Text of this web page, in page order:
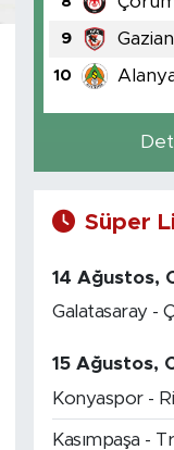
9
10
Süper
14 Ağustos,
Galatasaray -
15 Ağustos,
Konyaspor -
Kasımpaşa -